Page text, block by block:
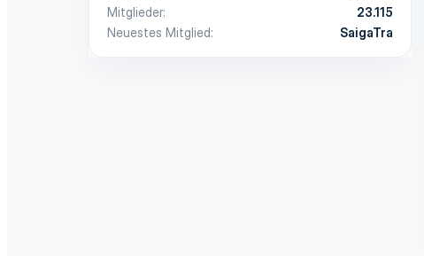
Mitglieder
23.115
Neuestes Mitglied
SaigaTra